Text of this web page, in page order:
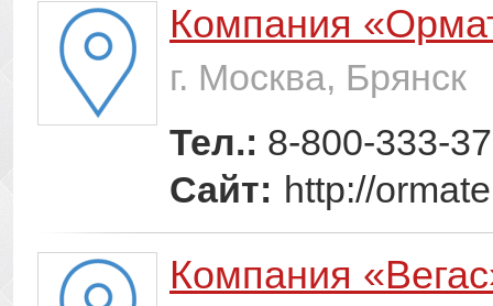
Компания
г. Москва, Брянск
Тел.: 8-800-333-
Сайт: http://
Компания